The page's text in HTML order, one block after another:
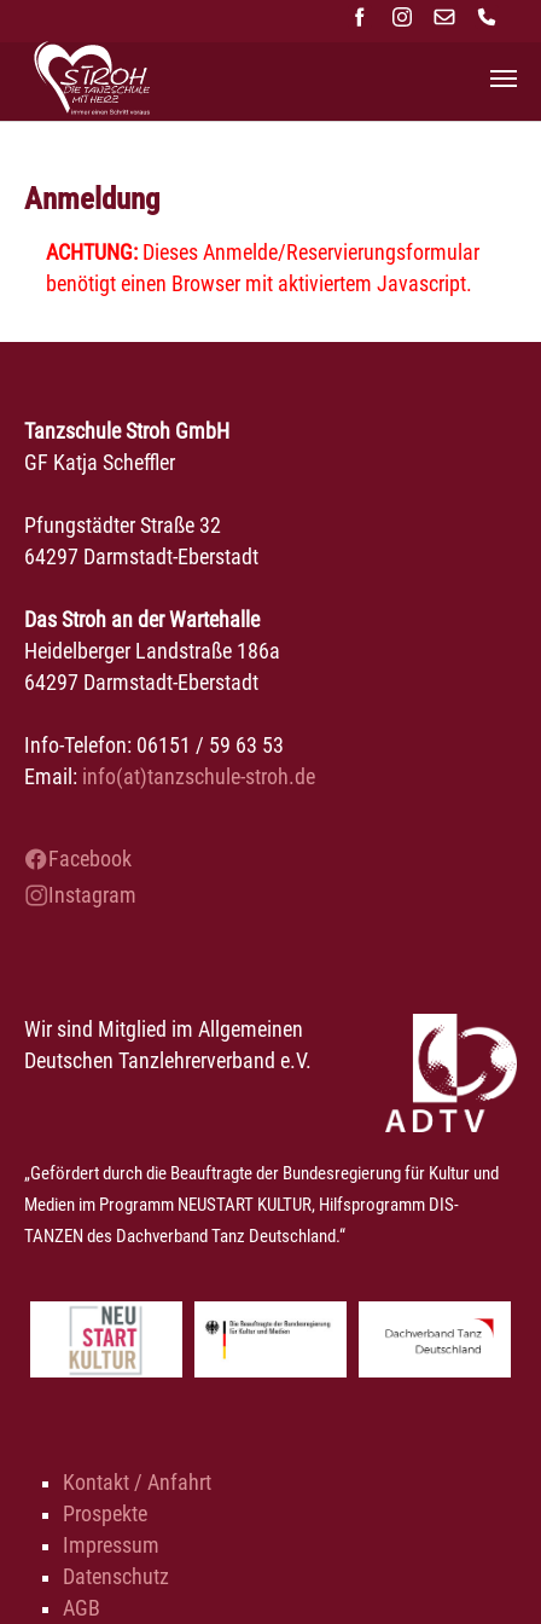
Anmeldung
ACHTUNG:Dieses Anmelde/Reservierungsformular
benötigt einen Browser mit aktiviertem Javascript.
Tanzschule Stroh GmbH
GF Katja Scheffler
Pfungstädter Straße 32
64297 Darmstadt-Eberstadt
Das Stroh an der Wartehalle
Heidelberger Landstraße 186a
64297 Darmstadt-Eberstadt
Info-Telefon: 06151 / 59 63 53
Email: info(at)tanzschule-stroh.de
Facebook
Instagram
Wir sind Mitglied im Allgemeinen
Deutschen Tanzlehrerverband e.V.
„Gefördert durch die Beauftragte der Bundesregierung für Kultur und
Medien im Programm NEUSTART KULTUR, Hilfsprogramm DIS-
TANZEN des Dachverband Tanz Deutschland.“
Kontakt / Anfahrt
Prospekte
Impressum
Datenschutz
AGB